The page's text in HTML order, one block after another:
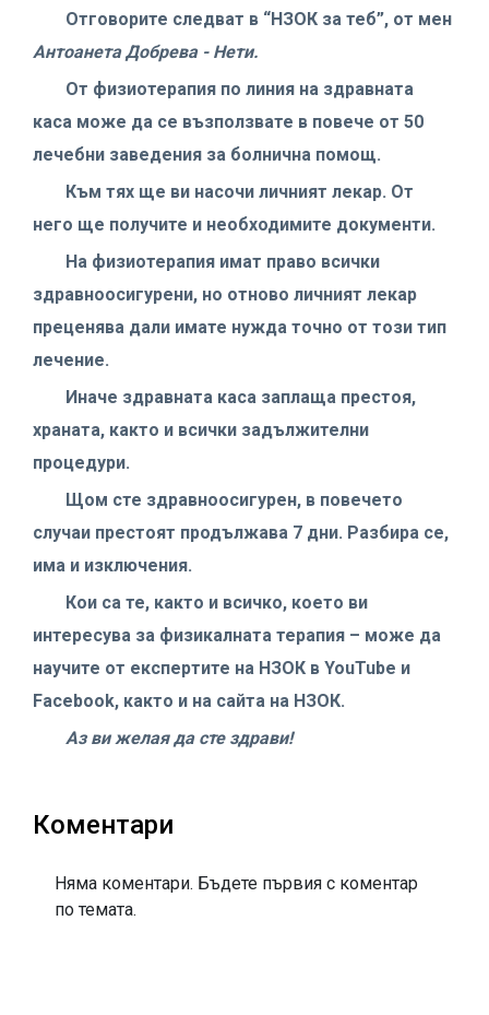
Отговорите следват в “НЗОК за теб”, от мен
Антоанета Добрева - Нети.
От физиотерапия по линия на здравната
каса може да се възползвате в повече от 50
лечебни заведения за болнична помощ.
Към тях ще ви насочи личният лекар. От
него ще получите и необходимите документи.
На физиотерапия имат право всички
здравноосигурени, но отново личният лекар
преценява дали имате нужда точно от този тип
лечение.
Иначе здравната каса заплаща престоя,
храната, както и всички задължителни
процедури.
Щом сте здравноосигурен, в повечето
случаи престоят продължава 7 дни. Разбира се,
има и изключения.
Кои са те, както и всичко, което ви
интересува за физикалната терапия – може да
научите от експертите на НЗОК в YouTube и
Facebook, както и на сайта на НЗОК.
Аз ви желая да сте здрави!
Коментари
Няма коментари. Бъдете първия с коментар
по темата.